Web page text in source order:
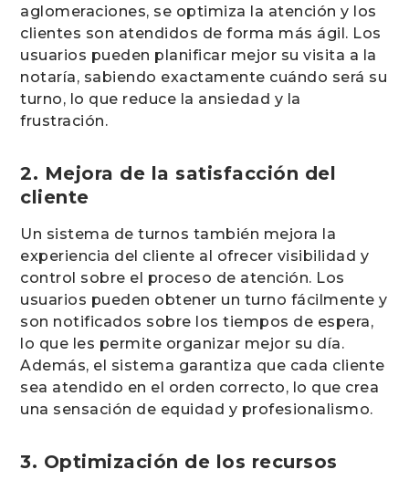
aglomeraciones, se optimiza la atención y los
clientes son atendidos de forma más ágil. Los
usuarios pueden planificar mejor su visita a la
notaría, sabiendo exactamente cuándo será su
turno, lo que reduce la ansiedad y la
frustración.
2. Mejora de la satisfacción del
cliente
Un sistema de turnos también mejora la
experiencia del cliente al ofrecer visibilidad y
control sobre el proceso de atención. Los
usuarios pueden obtener un turno fácilmente y
son notificados sobre los tiempos de espera,
lo que les permite organizar mejor su día.
Además, el sistema garantiza que cada cliente
sea atendido en el orden correcto, lo que crea
una sensación de equidad y profesionalismo.
3. Optimización de los recursos